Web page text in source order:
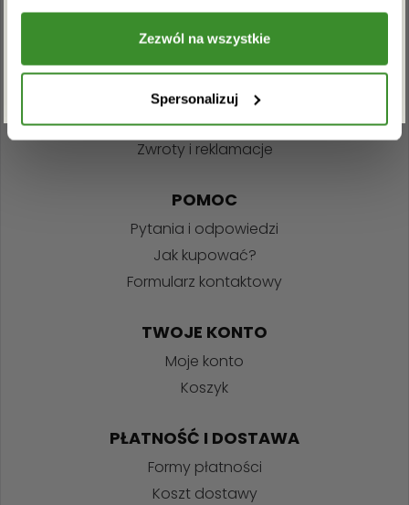
Zezwól na wszystkie
Spersonalizuj
INFORMACJE
Regulamin sklepu
Polityka prywatności
Zwroty i reklamacje
POMOC
Pytania i odpowiedzi
Jak kupować?
Formularz kontaktowy
TWOJE KONTO
Moje konto
Koszyk
PŁATNOŚĆ I DOSTAWA
Formy płatności
Koszt dostawy
ZAPISZ SIĘ